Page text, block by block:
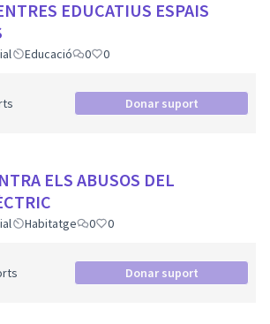
EDUCATIUS ESPAIS
Educació 0 0
Donar suport
ELS ABUSOS DEL
Habitatge 0 0
Donar suport